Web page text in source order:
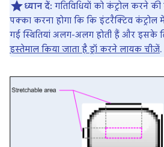
ध्यान दें: गतिविधियों को कंट्रोल करने
पक्का करना होगा कि कि इंटरैक्टिव
गई स्थितियां अलग-अलग होती हैं और इसके
इस्तेमाल किया जाता है ड्रॉ करने लायक चीज़ें.